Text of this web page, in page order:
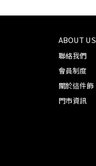
ABOUT US
聯絡我們
會員制度
關於這件飾
門市資訊